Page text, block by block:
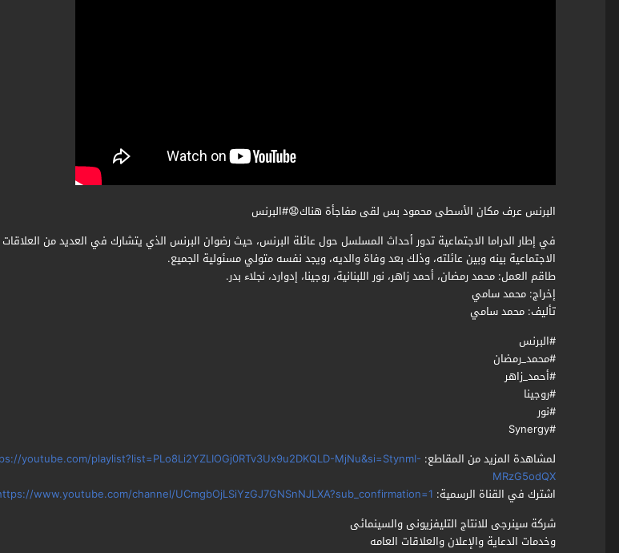
البرنس عرف مكان الأسطى محمود بس لقى مفاجأة هناك😧#البرنس
في إطار الدراما الاجتماعية تدور أحداث المسلسل حول عائلة البرنس، حيث رضوان البرنس الذي يتشارك في العديد من العلاقات
الاجتماعية بينه وبين عائلته، وذلك بعد وفاة والديه، ويجد نفسه متولي مسئولية الجميع.
طاقم العمل: محمد رمضان، أحمد زاهر، نور اللبنانية، روجينا، إدوارد، نجلاء بدر.
ﺇﺧﺮاﺝ: محمد سامي
ﺗﺄﻟﻴﻒ: محمد سامي
#البرنس
#محمد_رمضان
#أحمد_زاهر
#روجينا
#نور
#Synergy
لمشاهدة المزيد من المقاطع: youtube.com/playlist?list=PLo8Li2YZLIOGj0RTv3Ux9u2DKQLD-MjNu&si=StynmI-
MRzG5odQX
اشترك في القناة الرسمية: www.youtube.com/channel/UCmgbOjLSiYzGJ7GNSnNJLXA?sub_confirmation=1
شركة سينرجى للانتاج التليفزيونى والسينمائى
وخدمات الدعاية والإعلان والعلاقات العامه